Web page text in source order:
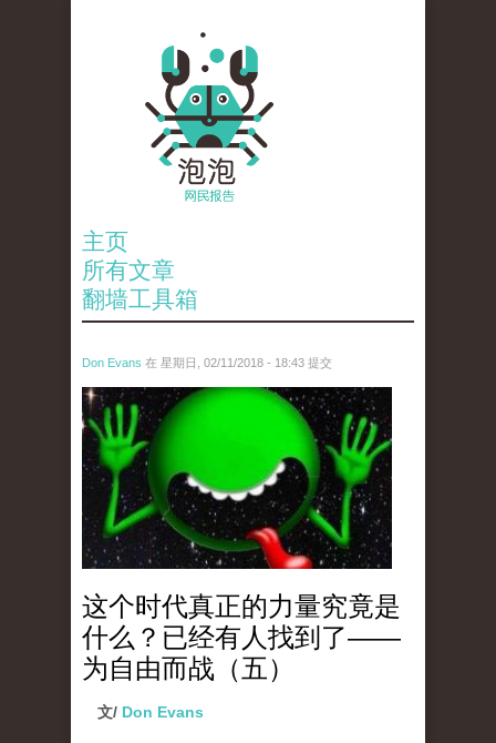
主页
所有文章
翻墙工具箱
Don Evans 在 星期日, 02/11/2018 - 18:43 提交
wechatimg1429.jpeg
这个时代真正的力量究竟是
什么？已经有人找到了——
为自由而战（五）
文/ Don Evans